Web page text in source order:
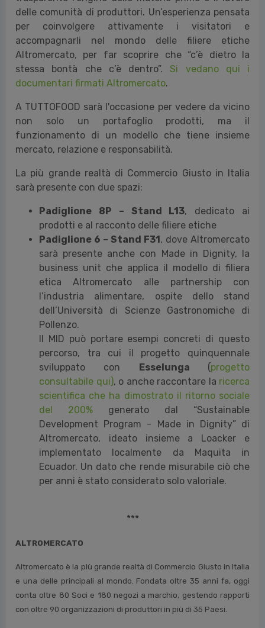
delle comunità di produttori. Un’esperienza pensata
per coinvolgere attivamente i visitatori e
accompagnarli nel mondo delle filiere etiche
Altromercato, per far scoprire che “c’è dietro la
stessa bontà che c’è dentro”.Si vedano qui i
documentari firmati Altromercato.
A TUTTOFOOD sarà l'occasione per vedere da vicino
non solo un portafoglio prodotti, ma il
funzionamento di un modello che tiene insieme
mercato, relazione e responsabilità.
La più grande realtà di Commercio Giusto in Italia
sarà presente con due spazi:
Padiglione 8P – Stand L13, dedicato ai
prodotti e al racconto delle filiere etiche
Padiglione 6 – Stand F31, dove Altromercato
sarà presente anche con Made in Dignity, la
business unit che applica il modello di filiera
etica Altromercato alle partnership con
l’industria alimentare, ospite dello stand
dell’Università di Scienze Gastronomiche di
Pollenzo.
Il MID può portare esempi concreti di questo
percorso, tra cui il progetto quinquennale
sviluppato con Esselunga (progetto
consultabile qui), o anche raccontare la ricerca
scientifica che ha dimostrato il ritorno sociale
del 200% generato dal “Sustainable
Development Program - Made in Dignity” di
Altromercato, ideato insieme a Loacker e
implementato localmente da Maquita in
Ecuador. Un dato che rende misurabile ciò che
per anni è stato considerato solo valoriale.
***
ALTROMERCATO
Altromercato è la più grande realtà di Commercio Giusto in Italia
e una delle principali al mondo. Fondata oltre 35 anni fa, oggi
conta oltre 80 Soci e 180 negozi a marchio, gestendo rapporti
con oltre 90 organizzazioni di produttori in più di 35 Paesi.